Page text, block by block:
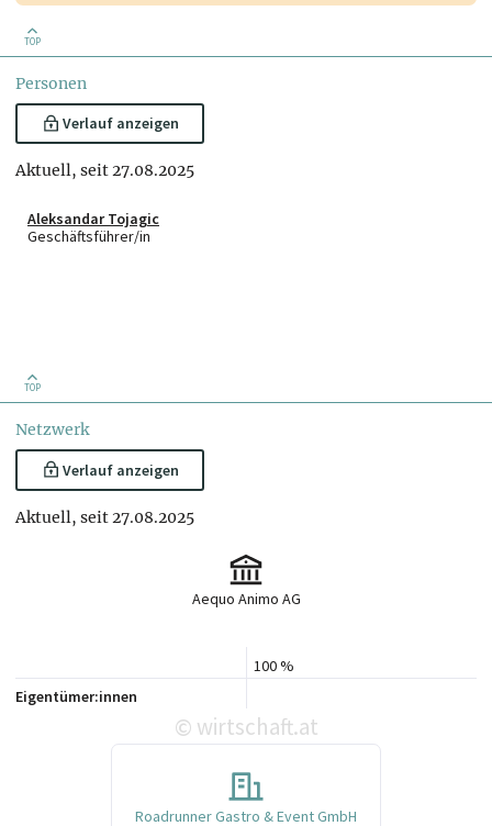
TOP
Personen
Verlauf anzeigen
Aktuell, seit 27.08.2025
Aleksandar Tojagic
Geschäftsführer/in
TOP
Netzwerk
Verlauf anzeigen
Aktuell, seit 27.08.2025
Aequo Animo AG
100 %
Eigentümer:innen
© wirtschaft.at
Roadrunner Gastro & Event GmbH